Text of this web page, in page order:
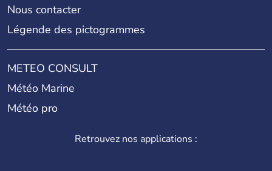
Nous contacter
Légende des pictogrammes
METEO CONSULT
Météo Marine
Météo pro
Retrouvez nos applications :